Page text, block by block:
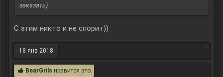
заказать)
С этим никто и не спорит))
18 янв 2018
BearGrils нравится это.